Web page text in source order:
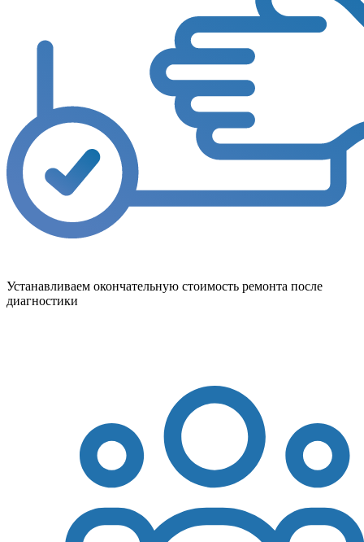
Устанавливаем окончательную стоимость ремонта после
диагностики